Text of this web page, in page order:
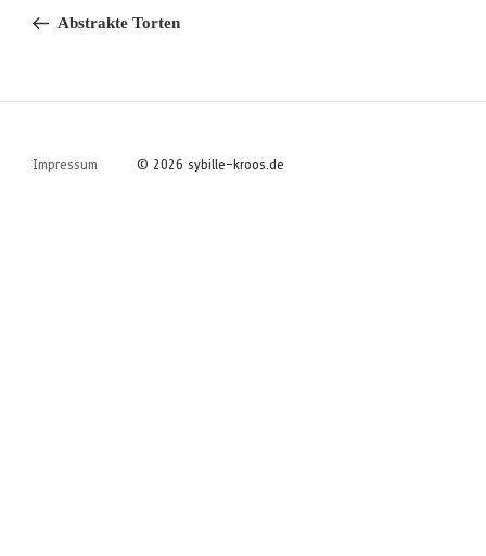
BeitragAbstrakte Torten
Impressum © 2026 sybille-kroos.de